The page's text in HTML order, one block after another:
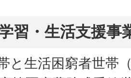
習・生活支援事
と生活困窮者世帯